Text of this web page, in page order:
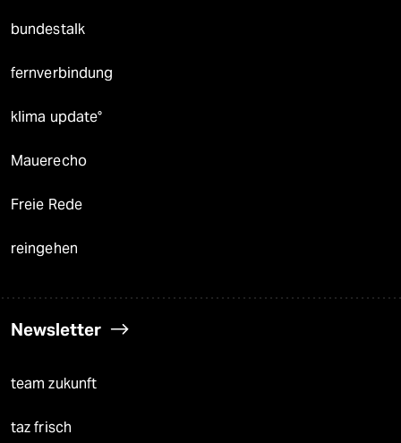
bundestalk
fernverbindung
klima update°
Mauerecho
Freie Rede
reingehen
Newsletter
team zukunft
taz frisch